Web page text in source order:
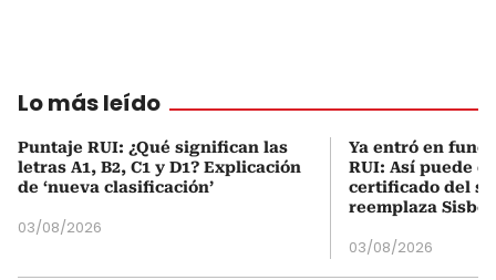
Lo más leído
Puntaje RUI: ¿Qué significan las
letras A1, B2, C1 y D1? Explicación
de ‘nueva clasificación’
03/08/2026
Ya entró en
RUI: Así puede
certificado del
reemplaza
03/08/2026